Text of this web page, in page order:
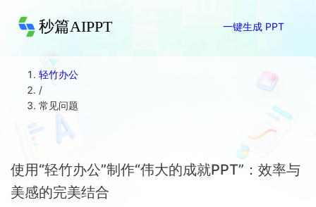
秒篇AIPPT 一键生成 PPT
轻竹办公
/
常见问题
使用“轻竹办公”制作“伟大的成就PPT”：效率与
美感的完美结合